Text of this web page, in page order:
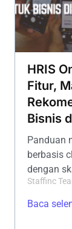
HRIS
Fitur,
Bisnis
Panduan
berbasis
dengan
Staffinc
Baca